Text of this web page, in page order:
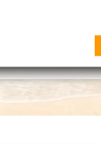
Mona de
se realiza el
el caso de que
pedir los